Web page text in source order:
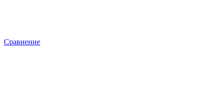
Сравнение